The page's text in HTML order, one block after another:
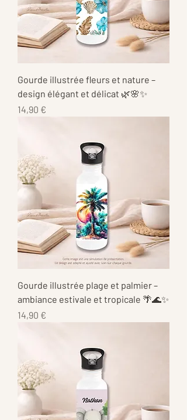
Gourde illustrée fleurs et nature –
design élégant et délicat 🌿🌸✨
Prix
14,90 €
Gourde illustrée plage et palmier –
ambiance estivale et tropicale 🌴🌊✨
Prix
14,90 €